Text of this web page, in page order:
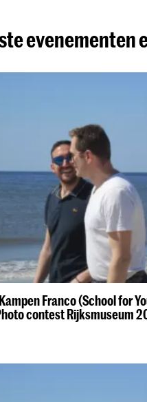
evenementen
Franco (School for
contest Rijksmuseum